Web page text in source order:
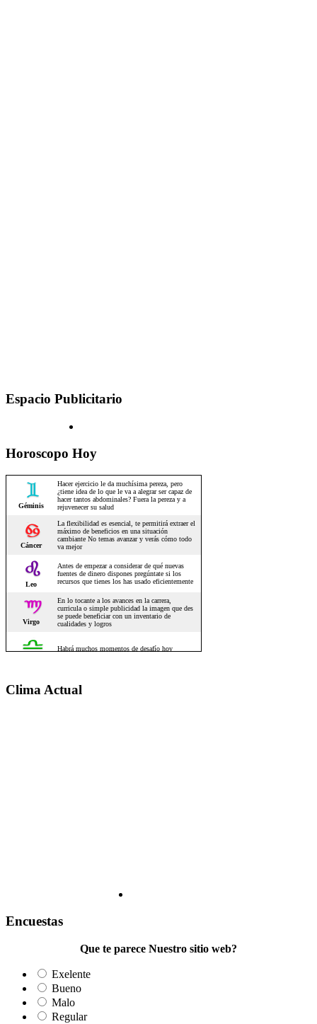
Espacio Publicitario
Horoscopo Hoy
Clima Actual
Encuestas
Que te parece Nuestro sitio web?
Exelente
Bueno
Malo
Regular